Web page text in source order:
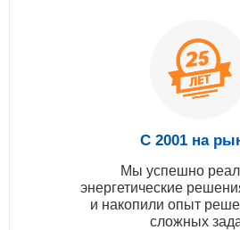
С 2001 на
Мы успешно
энергетические
и накопили опыт
сложных